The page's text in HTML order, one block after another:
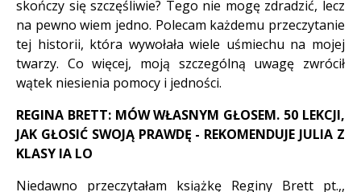
skończy się szczęśliwie? Tego nie mogę zdradzić, lecz
na pewno wiem jedno. Polecam każdemu przeczytanie
tej historii, która wywołała wiele uśmiechu na mojej
twarzy. Co więcej, moją szczególną uwagę zwrócił
wątek niesienia pomocy i jedności.
REGINA BRETT: MÓW WŁASNYM GŁOSEM. 50 LEKCJI,
JAK GŁOSIĆ SWOJĄ PRAWDĘ - REKOMENDUJE JULIA Z
KLASY IA LO
Niedawno przeczytałam książkę Reginy Brett pt.,,